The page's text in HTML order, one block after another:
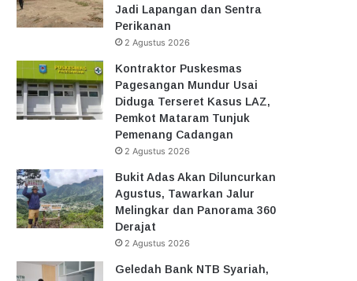
Jadi Lapangan dan Sentra
Perikanan
2 Agustus 2026
Kontraktor Puskesmas
Pagesangan Mundur Usai
Diduga Terseret Kasus LAZ,
Pemkot Mataram Tunjuk
Pemenang Cadangan
2 Agustus 2026
Bukit Adas Akan Diluncurkan
Agustus, Tawarkan Jalur
Melingkar dan Panorama 360
Derajat
2 Agustus 2026
Geledah Bank NTB Syariah,